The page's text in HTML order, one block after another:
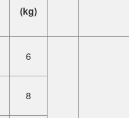
(kg)
6
8